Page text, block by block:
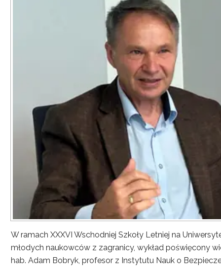
W ramach XXXVI Wschodniej Szkoły Letniej na
młodych naukowców z zagranicy, wykład poświęcony
hab. Adam Bobryk, profesor z Instytutu Nauk o